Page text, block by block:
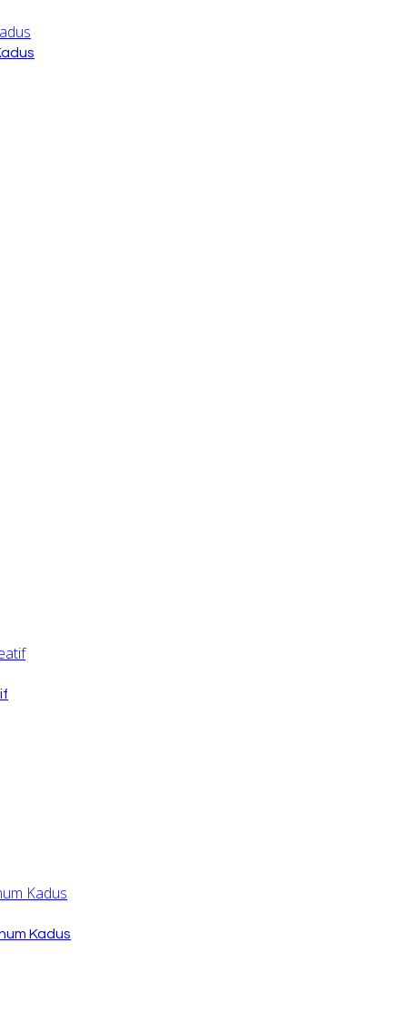
Kadus